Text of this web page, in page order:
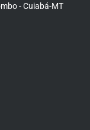
- Cuiabá-MT